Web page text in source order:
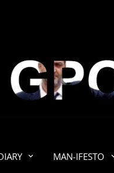
MAN-IFESTO